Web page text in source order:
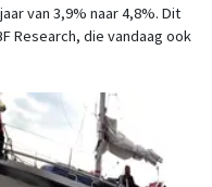
van 3,9% naar 4,8%. Dit
Research, die vandaag ook